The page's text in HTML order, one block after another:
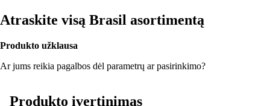
Atraskite visą Brasil asortimentą
Produkto užklausa
Ar jums reikia pagalbos dėl parametrų ar pasirinkimo?
Produkto įvertinimas